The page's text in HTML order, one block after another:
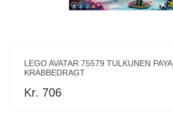
LEGO AVATAR 75579 TULKUNEN
KRABBEDRAGT
Kr. 706